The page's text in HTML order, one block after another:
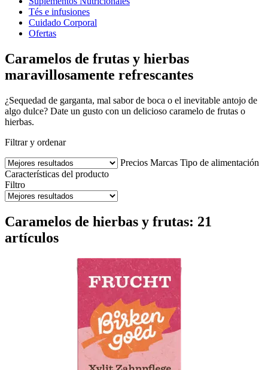
Tés e infusiones
Cuidado Corporal
Ofertas
Caramelos de frutas y hierbas
maravillosamente refrescantes
¿Sequedad de garganta, mal sabor de boca o el inevitable antojo de
algo dulce? Date un gusto con un delicioso caramelo de frutas o
hierbas.
Filtrar y ordenar
Precios Marcas Tipo de alimentación
Características del producto
Filtro
Caramelos de hierbas y frutas: 21
artículos